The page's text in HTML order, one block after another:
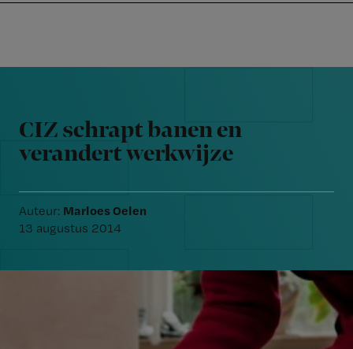
navigation
content
Nursing
CIZ schrapt banen en
verandert werkwijze
Auteur: Marloes Oelen
13 augustus 2014